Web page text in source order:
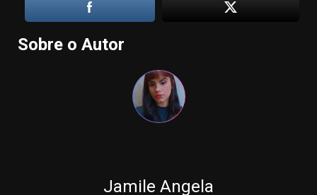
Sobre o Autor
Jamile Angela